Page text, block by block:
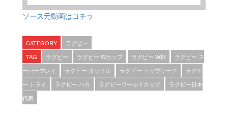
ソース元動画はコチラ
CATEGORY
ラグビー
TAG
ラグビー ラグビー Wカップ ラグビー W杯
ラグビー ス
ーパープレイ
ラグビー タックル ラグビー トップリーグ
ラグビ
ー トライ
ラグビー ハカ ラグビーワールドカップ
ラグビー日本
代表